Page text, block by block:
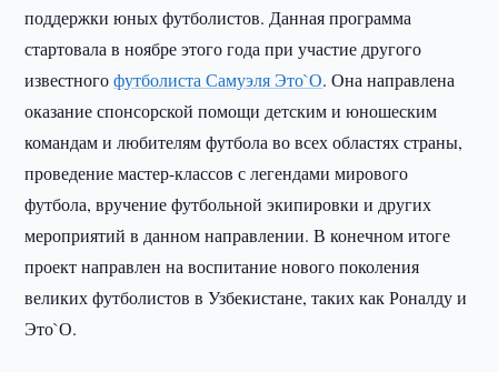
поддержки юных футболистов. Данная программа
стартовала в ноябре этого года при участие другого
известногофутболиста Самуэля Это`О. Она направлена
оказание спонсорской помощи детским и юношеским
командам и любителям футбола во всех областях страны,
проведение мастер-классов с легендами мирового
футбола, вручение футбольной экипировки и других
мероприятий в данном направлении. В конечном итоге
проект направлен на воспитание нового поколения
великих футболистов в Узбекистане, таких как Роналду и
Это`О.